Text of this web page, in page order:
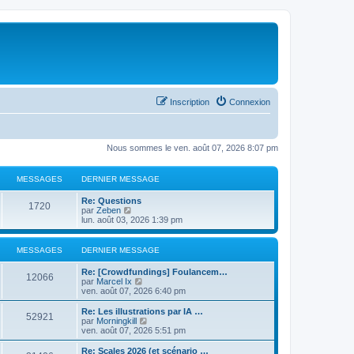
Connexion
Inscription
Nous sommes le ven. août 07, 2026 8:07 pm
MESSAGES DERNIER MESSAGE
1720
Re: Questions
par Zeben
o
n
s
u
e
r
l
e
d
e
r
n
i
lun. août 03, 2026 1:39 pm
MESSAGES DERNIER MESSAGE
12066
Re: [Crowdfundings] Foulancem…
par Marcel Ix
o
n
s
u
l
e
ven. août 07, 2026 6:40 pm
52921
Re: Les illustrations par IA …
par Morningkill
o
n
s
ven. août 07, 2026 5:51 pm
Re: Scales 2026 (et scénario …